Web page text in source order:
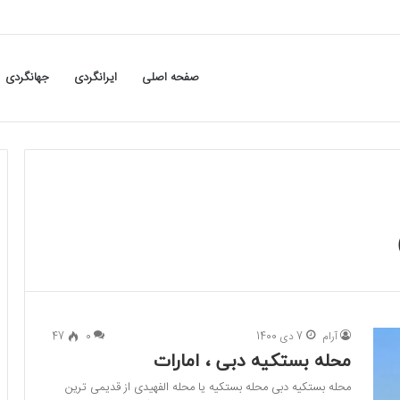
صفحه اصلی ایرانگردی جهانگردی
آرام 7 دی 1400 0
47
محله بستکیه دبی ، امارات
محله بستکیه دبی محله بستکیه یا محله الفهیدی از قدیمی ترین